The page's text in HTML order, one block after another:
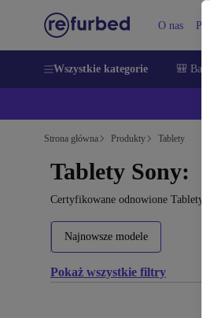
O nas
Wszystkie kategorie 🎒
Strona główna Produkty Tablety
Tablety Sony:
Certyfikowane odnowione Tablety
Najnowsze modele
Pokaż wszystkie filtry